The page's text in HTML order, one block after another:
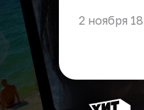
2 ноября